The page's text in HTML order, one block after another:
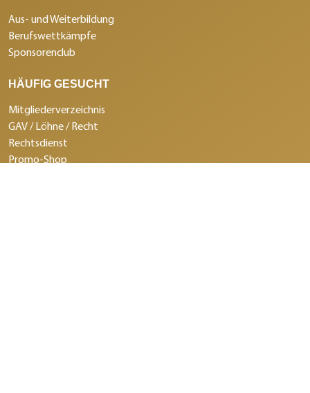
Aus- und Weiterbildung
Berufswettkämpfe
Sponsorenclub
HÄUFIG GESUCHT
Mitgliederverzeichnis
GAV / Löhne / Recht
Rechtsdienst
Promo-Shop